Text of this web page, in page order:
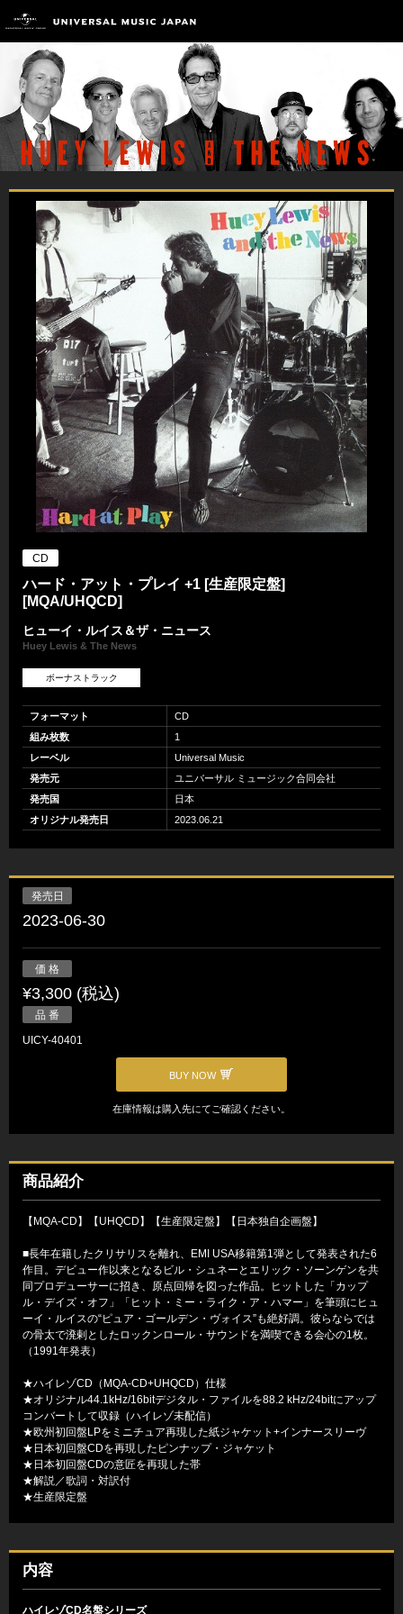
CD
ハード・アット・プレイ +1 [生産限定盤]
[MQA/UHQCD]
ヒューイ・ルイス＆ザ・ニュース
Huey Lewis & The News
ボーナストラック
フォーマット
CD
組み枚数
1
レーベル
Universal Music
発売元
ユニバーサル ミュージック合同会社
発売国
日本
オリジナル発売日
2023.06.21
発売日
2023-06-30
価 格
¥3,300 (税込)
品 番
UICY-40401
BUY NOW
在庫情報は購入先にてご確認ください。
商品紹介
【MQA-CD】【UHQCD】【生産限定盤】【日本独自企画盤】
■長年在籍したクリサリスを離れ、EMI USA移籍第1弾として発表された6
作目。デビュー作以来となるビル・シュネーとエリック・ソーンゲンを共
同プロデューサーに招き、原点回帰を図った作品。ヒットした「カップ
ル・デイズ・オフ」「ヒット・ミー・ライク・ア・ハマー」を筆頭にヒュ
ーイ・ルイスの“ピュア・ゴールデン・ヴォイス”も絶好調。彼らならでは
の骨太で溌剌としたロックンロール・サウンドを満喫できる会心の1枚。
（1991年発表）
★ハイレゾCD（MQA-CD+UHQCD）仕様
★オリジナル44.1kHz/16bitデジタル・ファイルを88.2 kHz/24bitにアップ
コンバートして収録（ハイレゾ未配信）
★欧州初回盤LPをミニチュア再現した紙ジャケット+インナースリーヴ
★日本初回盤CDを再現したピンナップ・ジャケット
★日本初回盤CDの意匠を再現した帯
★解説／歌詞・対訳付
★生産限定盤
内容
ハイレゾCD名盤シリーズ